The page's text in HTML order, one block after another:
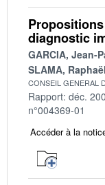
diagnostic
GARCIA, Jean-
SLAMA, Raphaël
CONSEIL GENERAL
Rapport: déc.
n°004369-01
Accéder à la